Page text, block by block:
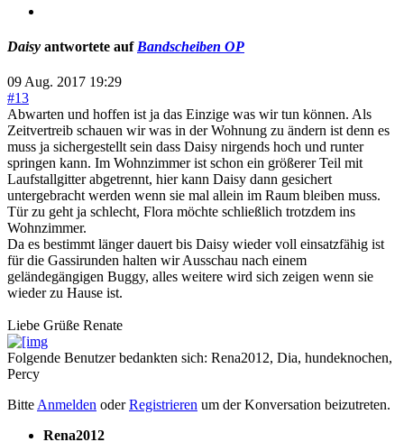
Daisy antwortete auf Bandscheiben OP
09 Aug. 2017 19:29
#13
Abwarten und hoffen ist ja das Einzige was wir tun können. Als
Zeitvertreib schauen wir was in der Wohnung zu ändern ist denn es
muss ja sichergestellt sein dass Daisy nirgends hoch und runter
springen kann. Im Wohnzimmer ist schon ein größerer Teil mit
Laufstallgitter abgetrennt, hier kann Daisy dann gesichert
untergebracht werden wenn sie mal allein im Raum bleiben muss.
Tür zu geht ja schlecht, Flora möchte schließlich trotzdem ins
Wohnzimmer.
Da es bestimmt länger dauert bis Daisy wieder voll einsatzfähig ist
für die Gassirunden halten wir Ausschau nach einem
geländegängigen Buggy, alles weitere wird sich zeigen wenn sie
wieder zu Hause ist.
Liebe Grüße Renate
Folgende Benutzer bedankten sich: Rena2012, Dia, hundeknochen,
Percy
BitteAnmelden oderRegistrieren um der Konversation beizutreten.
Rena2012